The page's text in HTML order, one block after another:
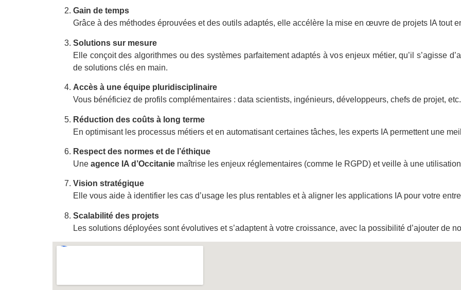
Gain de temps
Grâce à des méthodes éprouvées et des outils adaptés, elle accélère la mise en œuvre de projets IA tout
Solutions sur mesure
Elle conçoit des algorithmes ou des systèmes parfaitement adaptés à vos enjeux métier, qu’il s’agisse
de solutions clés en main.
Accès à une équipe pluridisciplinaire
Vous bénéficiez de profils complémentaires : data scientists, ingénieurs, développeurs, chefs de projet, etc.
Réduction des coûts à long terme
En optimisant les processus métiers et en automatisant certaines tâches, les experts IA permettent une
Respect des normes et de l’éthique
Une agence IA d’Occitanie maîtrise les enjeux réglementaires (comme le RGPD) et veille à une
Vision stratégique
Elle vous aide à identifier les cas d’usage les plus rentables et à aligner les applications IA pour votre
Scalabilité des projets
Les solutions déployées sont évolutives et s’adaptent à votre croissance, avec la possibilité d’ajouter de